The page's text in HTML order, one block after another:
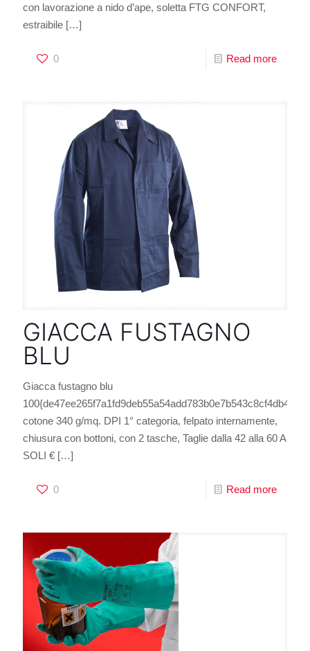
con lavorazione a nido d’ape, soletta FTG CONFORT,
estraibile […]
0 Read more
GIACCA FUSTAGNO
BLU
Giacca fustagno blu
cotone 340 g/mq. DPI 1° categoria, felpato internamente,
chiusura con bottoni, con 2 tasche, Taglie dalla 42 alla 60 A
SOLI € […]
0 Read more